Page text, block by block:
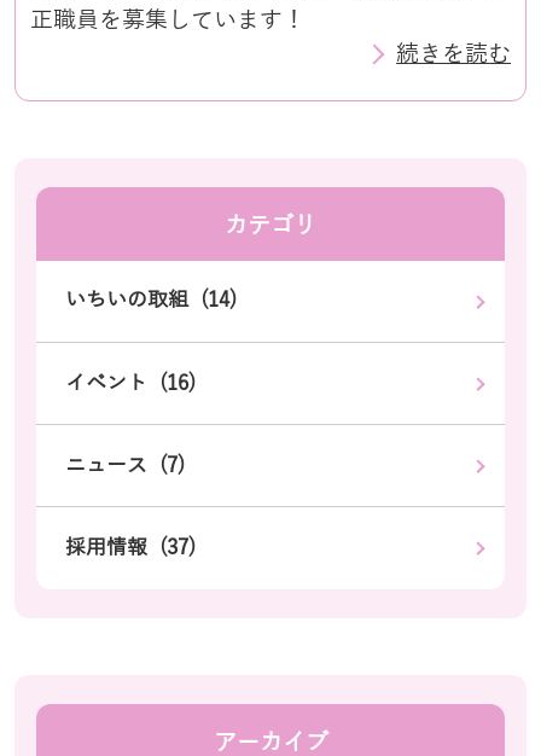
正職員を募集しています！
続きを読む
カテゴリ
いちいの取組 (14)
イベント (16)
ニュース (7)
採用情報 (37)
アーカイブ